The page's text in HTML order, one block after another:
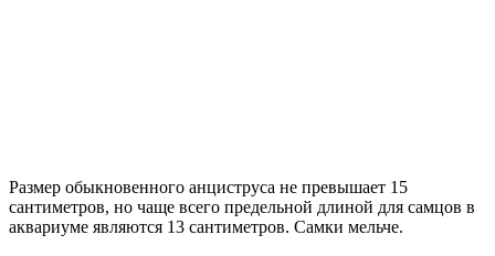
Размер обыкновенного анциструса не превышает 15
сантиметров, но чаще всего предельной длиной для самцов в
аквариуме являются 13 сантиметров. Самки мельче.